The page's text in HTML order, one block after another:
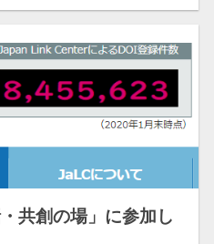
共創の場」に参加し